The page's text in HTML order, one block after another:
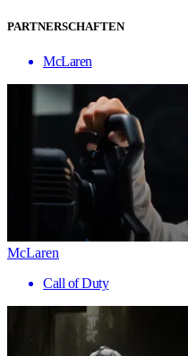
PARTNERSCHAFTEN
McLaren
McLaren
Call of Duty